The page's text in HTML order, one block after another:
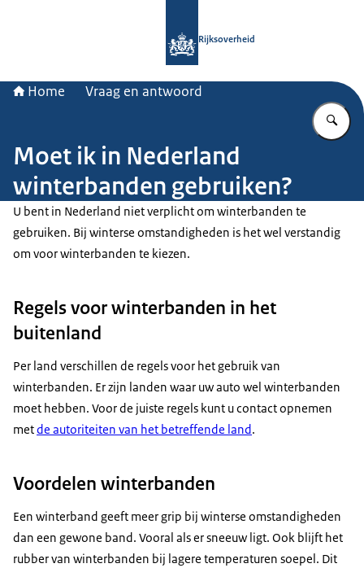
Rijksoverheid
Home Vraag en antwoord
Moet ik in Nederland
winterbanden gebruiken?
U bent in Nederland niet verplicht om winterbanden te
gebruiken. Bij winterse omstandigheden is het wel verstandig
om voor winterbanden te kiezen.
Regels voor winterbanden in het
buitenland
Per land verschillen de regels voor het gebruik van
winterbanden. Er zijn landen waar uw auto wel winterbanden
moet hebben. Voor de juiste regels kunt u contact opnemen
metde autoriteiten van het betreffende land.
Voordelen winterbanden
Een winterband geeft meer grip bij winterse omstandigheden
dan een gewone band. Vooral als er sneeuw ligt. Ook blijft het
rubber van winterbanden bij lagere temperaturen soepel. Dit